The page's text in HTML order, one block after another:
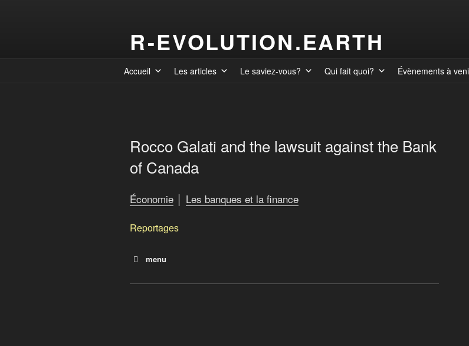
R-EVOLUTION.EARTH
Accueil Les articles Le saviez-vous? Qui fait quoi? Évènements à
Rocco Galati and the lawsuit against the Bank
of Canada
Économie │ Les banques et la finance
Reportages
menu